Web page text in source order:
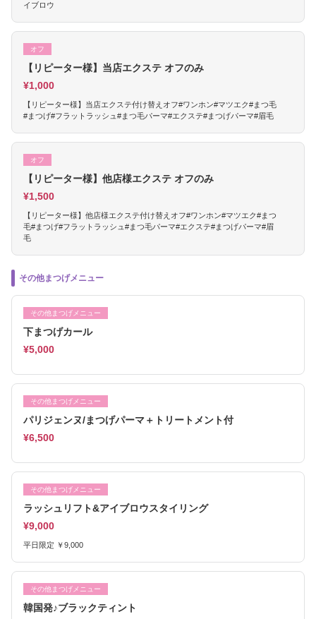
イブロウ
オフ
【リピーター様】当店エクステ オフのみ
¥1,000
【リピーター様】当店エクステ付け替えオフ#ワンホン#マツエク#まつ毛
#まつげ#フラットラッシュ#まつ毛パーマ#エクステ#まつげパーマ#眉毛
オフ
【リピーター様】他店様エクステ オフのみ
¥1,500
【リピーター様】他店様エクステ付け替えオフ#ワンホン#マツエク#まつ
毛#まつげ#フラットラッシュ#まつ毛パーマ#エクステ#まつげパーマ#眉
毛
その他まつげメニュー
その他まつげメニュー
下まつげカール
¥5,000
その他まつげメニュー
パリジェンヌ/まつげパーマ＋トリートメント付
¥6,500
その他まつげメニュー
ラッシュリフト&アイブロウスタイリング
¥9,000
平日限定 ￥9,000
その他まつげメニュー
韓国発♪ブラックティント